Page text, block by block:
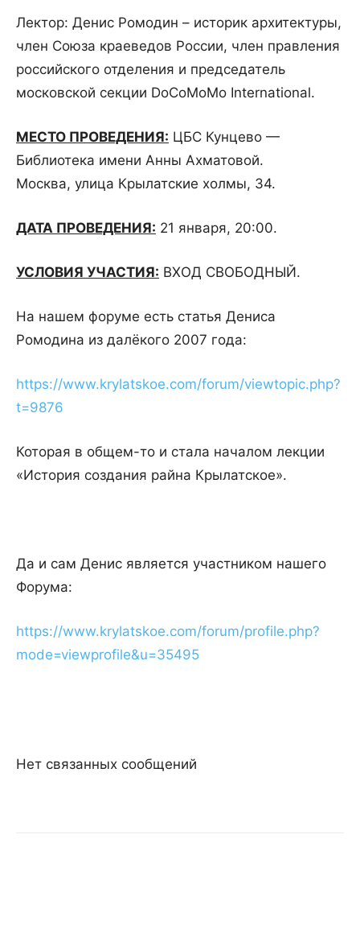
Лектор: Денис Ромодин – историк архитектуры,
член Союза краеведов России, член правления
российского отделения и председатель
московской секции DoCoMoMo International.
МЕСТО ПРОВЕДЕНИЯ: ЦБС Кунцево —
Библиотека имени Анны Ахматовой.
Москва, улица Крылатские холмы, 34.
ДАТА ПРОВЕДЕНИЯ: 21 января, 20:00.
УСЛОВИЯ УЧАСТИЯ: ВХОД СВОБОДНЫЙ.
На нашем форуме есть статья Дениса
Ромодина из далёкого 2007 года:
https://www.krylatskoe.com/forum/viewtopic.php?
t=9876
Которая в общем-то и стала началом лекции
«История создания райна Крылатское».
Да и сам Денис является участником нашего
Форума:
https://www.krylatskoe.com/forum/profile.php?
mode=viewprofile&u=35495
Нет связанных сообщений